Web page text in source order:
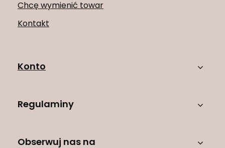
Chcę wymienić towar
Kontakt
Konto
Regulaminy
Obserwuj nas na